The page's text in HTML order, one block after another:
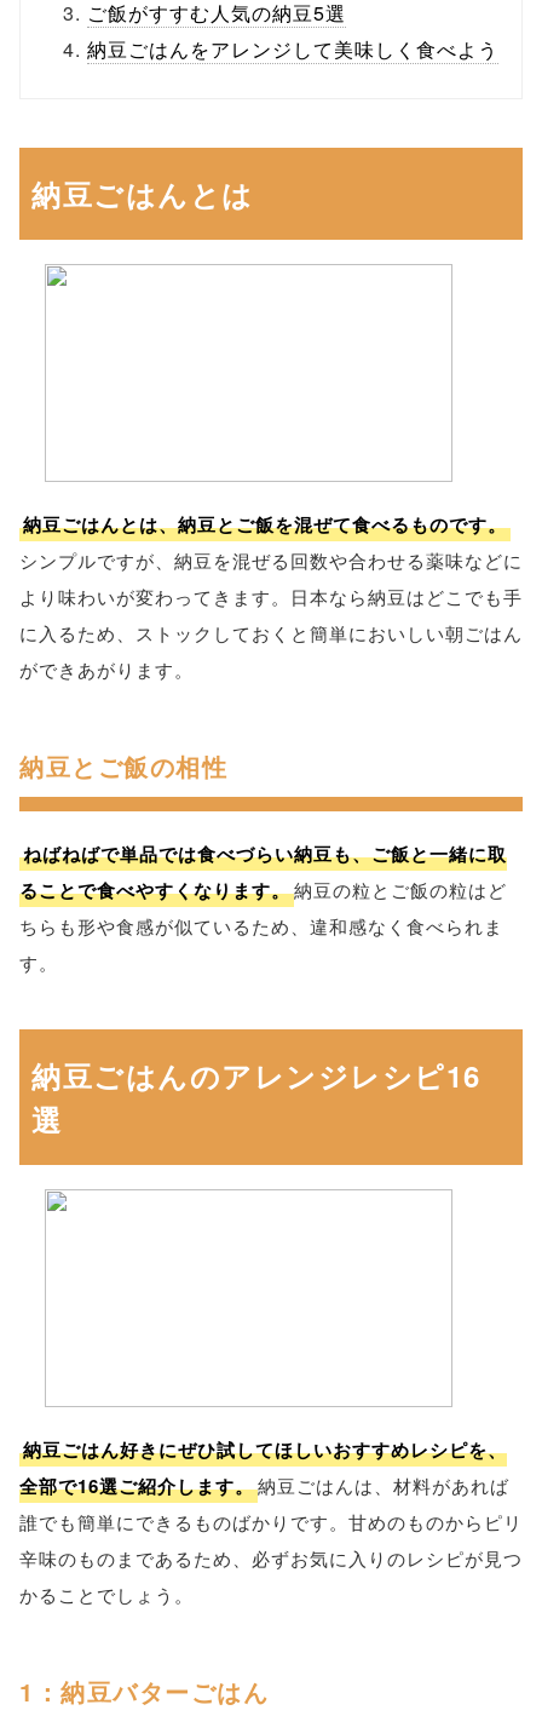
ご飯がすすむ人気の納豆5選
納豆ごはんをアレンジして美味しく食べよう
納豆ごはんとは
納豆ごはんとは、納豆とご飯を混ぜて食べるものです。
シンプルですが、納豆を混ぜる回数や合わせる薬味などに
より味わいが変わってきます。日本なら納豆はどこでも手
に入るため、ストックしておくと簡単においしい朝ごはん
ができあがります。
納豆とご飯の相性
ねばねばで単品では食べづらい納豆も、ご飯と一緒に取
ることで食べやすくなります。納豆の粒とご飯の粒はど
ちらも形や食感が似ているため、違和感なく食べられま
す。
納豆ごはんのアレンジレシピ16
選
納豆ごはん好きにぜひ試してほしいおすすめレシピを、
全部で16選ご紹介します。納豆ごはんは、材料があれば
誰でも簡単にできるものばかりです。甘めのものからピリ
辛味のものまであるため、必ずお気に入りのレシピが見つ
かることでしょう。
1：納豆バターごはん